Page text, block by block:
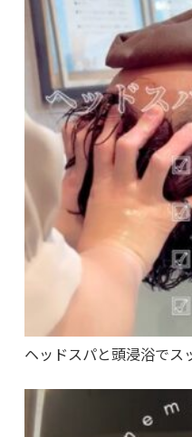
ヘッドスパと頭浸浴でス